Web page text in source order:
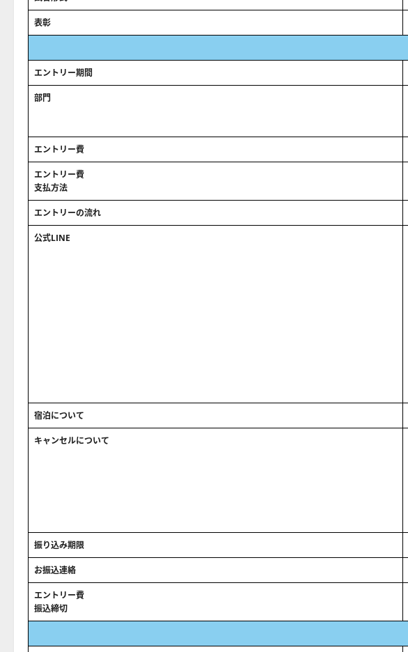
表彰
エントリー期間
部門
エントリー費
エントリー費
支払方法
エントリーの流れ
公式LINE
宿泊について
キャンセルについて
振り込み期限
お振込連絡
エントリー費
振込締切